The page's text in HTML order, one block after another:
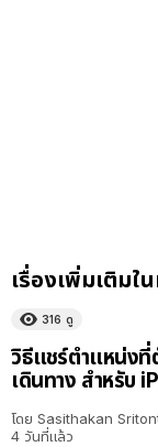
เรื่องเพิ่มเติมใ
316 ดู
วิธีแชร์ตำแหน่งที่
เดินทาง สำหรับ
โดย Sasithakan
4 วันที่แล้ว